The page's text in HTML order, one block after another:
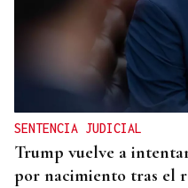
SENTENCIA JUDICIAL
Trump vuelve a
por nacimiento tras el